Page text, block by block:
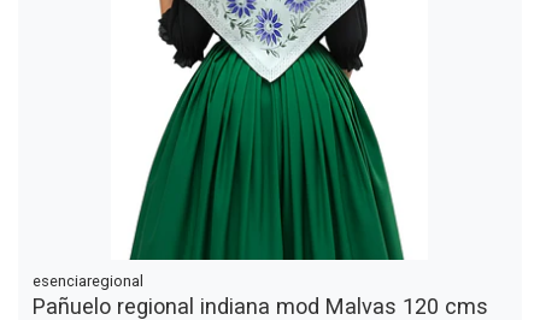
esenciaregional
Pañuelo regional indiana mod Malvas 120 cms